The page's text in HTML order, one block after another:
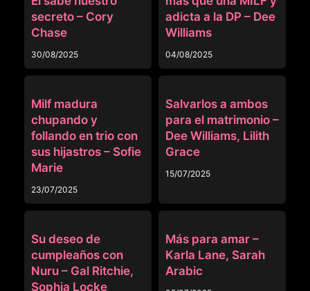
secreto – Cory
Chase
30/08/2025
adicta a la DP – Dee
Williams
04/08/2025
Milf madura
chupando y
follando en trio con
sus hijastros – Sofie
Marie
23/07/2025
Salvarlos a ambos
para el matrimonio –
Dee Williams, Lilith
Grace
15/07/2025
Su deseo de
cumpleaños con
Nuru – Gal Ritchie,
Sophia Locke
Más para amar –
Karla Lane, Sarah
Arabic